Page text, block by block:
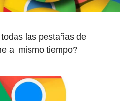
las pestañas de
al mismo tiempo?